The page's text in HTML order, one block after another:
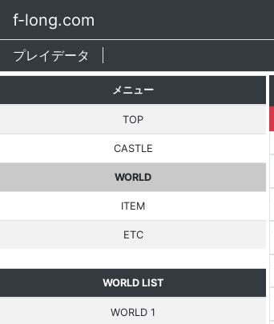
f-long.com
プレイデータ
メニュー
TOP
CASTLE
WORLD
ITEM
ETC
WORLD LIST
WORLD 1